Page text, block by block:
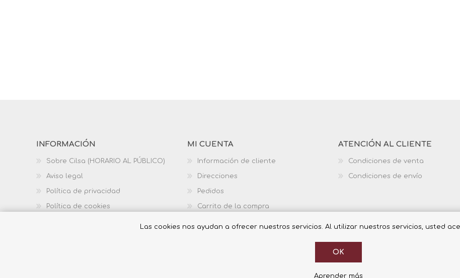
INFORMACIÓN
Sobre Cilsa (HORARIO AL PÚBLICO)
Aviso legal
Política de privacidad
Política de cookies
MI CUENTA
Información de cliente
Direcciones
Pedidos
Carrito de la compra
ATENCIÓN AL CLIENTE
Condiciones de venta
Condiciones de envío
Las cookies nos ayudan a ofrecer nuestros servicios. Al utilizar nuestros servicios, usted
OK
Aprender más